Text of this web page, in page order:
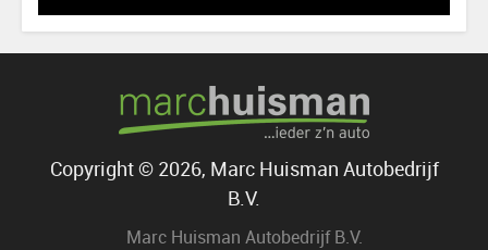
Copyright © 2026, Marc Huisman Autobedrijf
B.V.
Marc Huisman Autobedrijf B.V.